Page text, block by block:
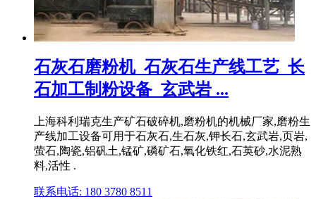
石灰石磨粉机_石灰石生产线工艺_长
石加工制粉设备_玄武岩 ...
上海科利瑞克生产矿石破碎机,磨粉机的机械厂家,磨粉生
产线加工设备可用于石灰石,生石灰,钾长石,玄武岩,页岩,
萤石,陶瓷,铝矾土,锰矿,磷矿石,氧化铁红,石英砂,水泥熟
料,活性 .
联系电话: 180 3780 8511